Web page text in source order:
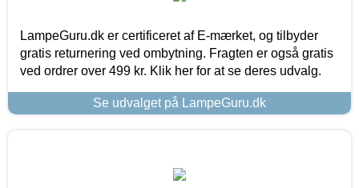
LampeGuru.dk er certificeret af E-mærket, og tilbyder
gratis returnering ved ombytning. Fragten er også gratis
ved ordrer over 499 kr. Klik her for at se deres udvalg.
Se udvalget på LampeGuru.dk